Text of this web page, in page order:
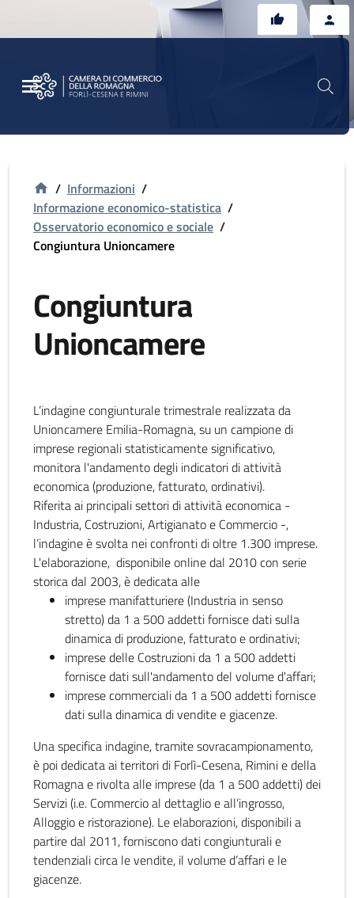
/ Informazioni /
Informazione economico-statistica /
Osservatorio economico e sociale /
Congiuntura Unioncamere
Congiuntura
Unioncamere
L’indagine congiunturale trimestrale realizzata da
Unioncamere Emilia-Romagna, su un campione di
imprese regionali statisticamente significativo,
monitora l'andamento degli indicatori di attività
economica (produzione, fatturato, ordinativi).
Riferita ai principali settori di attività economica -
Industria, Costruzioni, Artigianato e Commercio -,
l’indagine è svolta nei confronti di oltre 1.300 imprese.
L'elaborazione, disponibile online dal 2010 con serie
storica dal 2003, è dedicata alle
imprese manifatturiere (Industria in senso
stretto) da 1 a 500 addetti fornisce dati sulla
dinamica di produzione, fatturato e ordinativi;
imprese delle Costruzioni da 1 a 500 addetti
fornisce dati sull'andamento del volume d'affari;
imprese commerciali da 1 a 500 addetti fornisce
dati sulla dinamica di vendite e giacenze.
Una specifica indagine, tramite sovracampionamento,
è poi dedicata ai territori di Forlì-Cesena, Rimini e della
Romagna e rivolta alle imprese (da 1 a 500 addetti) dei
Servizi (i.e. Commercio al dettaglio e all’ingrosso,
Alloggio e ristorazione). Le elaborazioni, disponibili a
partire dal 2011, forniscono dati congiunturali e
tendenziali circa le vendite, il volume d’affari e le
giacenze.